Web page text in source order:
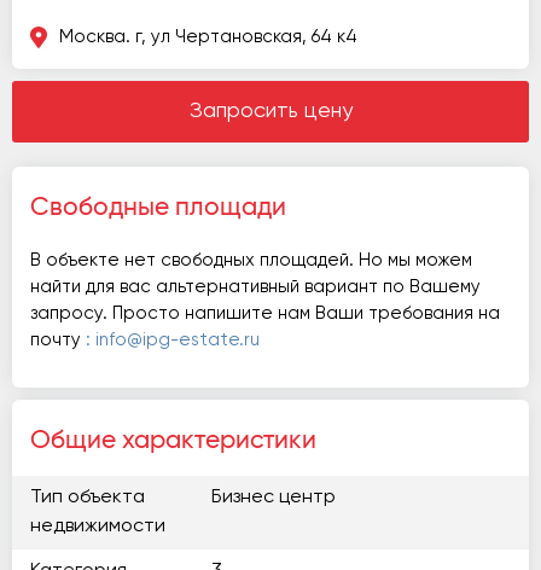
Москва. г, ул Чертановская, 64 к4
Запросить цену
Свободные площади
В объекте нет свободных площадей. Но мы можем
найти для вас альтернативный вариант по Вашему
запросу. Просто напишите нам Ваши требования на
почту : info@ipg-estate.ru
Общие характеристики
Тип объекта
недвижимости
Бизнес центр